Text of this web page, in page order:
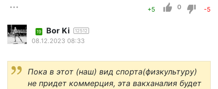
+5 0 -5
19 Bor Ki 12512
08.12.2023 08:33
Пока в этот (наш) вид спорта(физкультуру)
не придет коммерция, эта вакханалия будет